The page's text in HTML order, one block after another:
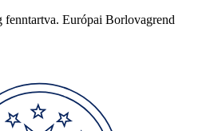
Európai Borlovagrend